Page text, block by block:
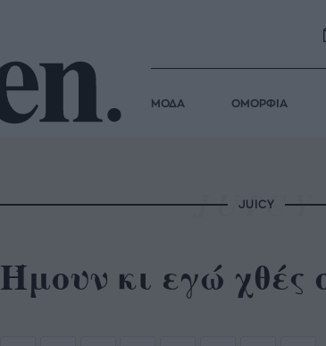
ΜΟΔΑ ΟΜΟΡΦΙΑ
JUICY
Ήμουν κι εγώ